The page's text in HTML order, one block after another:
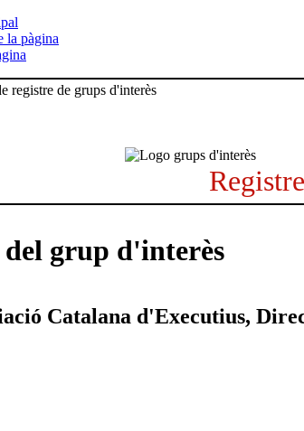
la pàgina
grup d'interès
Catalana d'Executius,